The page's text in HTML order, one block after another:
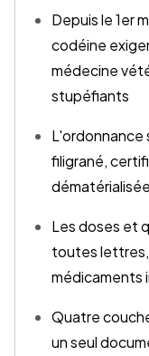
Depuis le 1er
codéine
médecine
stupéfiants
L'ordonnance
filigrané,
Les doses et
toutes
médicaments
Quatre
un seul